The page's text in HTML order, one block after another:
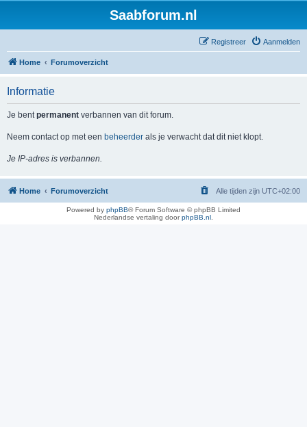
Saabforum.nl
Aanmelden
Registreer
Home Forumoverzicht
Informatie
Je bentpermanent verbannen van dit forum.
Neem contact op met een beheerder als je verwacht dat dit niet klopt.
Je IP-adres is verbannen.
Home Forumoverzicht Alle tijden zijn UTC+02:00
Powered by phpBB® Forum Software © phpBB Limited
Nederlandse vertaling doorphpBB.nl